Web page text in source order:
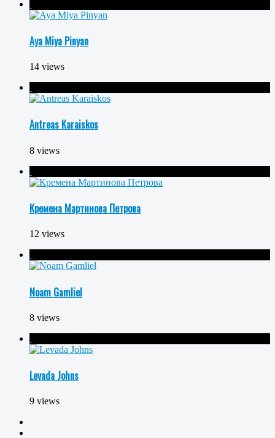
Aya Miya Pinyan
14 views
Antreas Karaiskos
8 views
Кремена Мартинова Петрова
12 views
Noam Gamliel
8 views
Levada Johns
9 views